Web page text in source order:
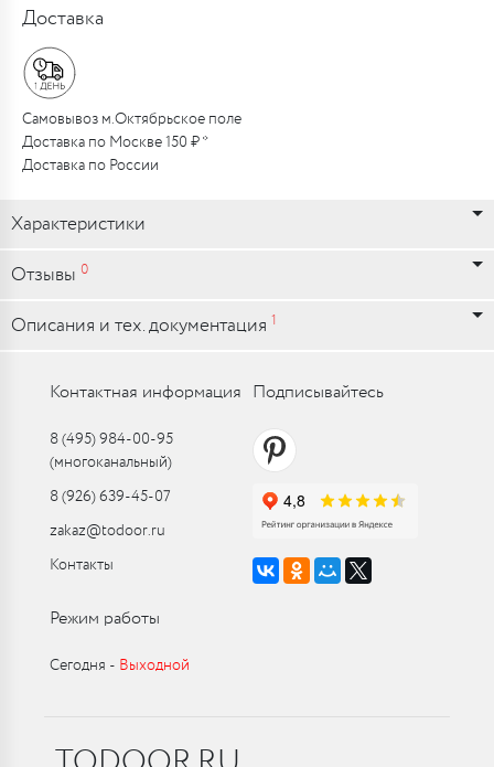
Доставка
Самовывоз м.Октябрьское поле
Доставка по Москве 150 ₽ *
Доставка по России
Характеристики
Отзывы 0
Описания и тех. документация 1
Контактная информация
8 (495) 984-00-95
(многоканальный)
8 (926) 639-45-07
zakaz@todoor.ru
Контакты
Подписывайтесь
Режим работы
Сегодня ‑ Выходной